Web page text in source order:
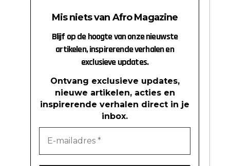
Mis niets van Afro Magazine
Blijf op de hoogte van onze nieuwste
artikelen, inspirerende verhalen en
exclusieve updates.
Ontvang exclusieve updates,
nieuwe artikelen, acties en
inspirerende verhalen direct in je
inbox.